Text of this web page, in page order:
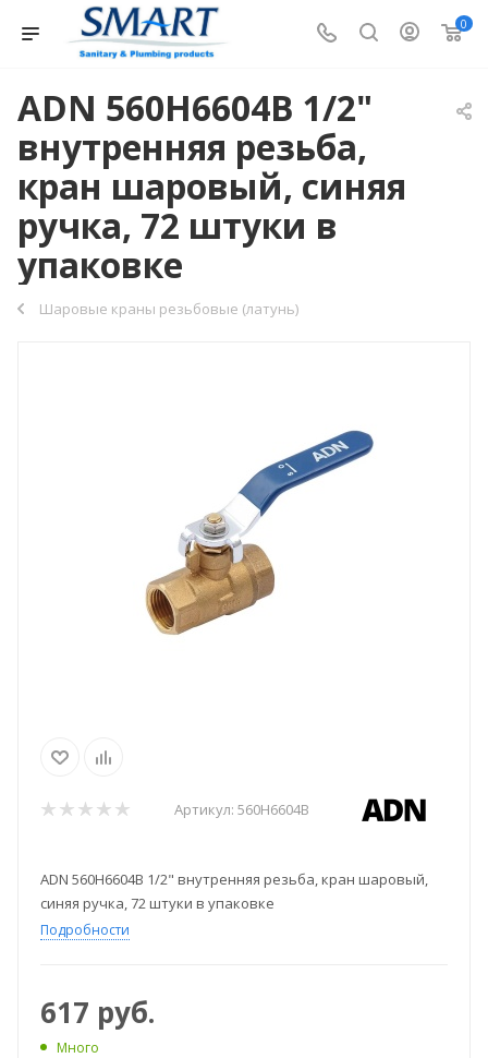
0
ADN 560H6604B 1/2"
внутренняя резьба,
кран шаровый, синяя
ручка, 72 штуки в
упаковке
Шаровые краны резьбовые (латунь)
Артикул: 560H6604B
ADN 560H6604B 1/2" внутренняя резьба, кран шаровый,
синяя ручка, 72 штуки в упаковке
Подробности
617 руб.
Много